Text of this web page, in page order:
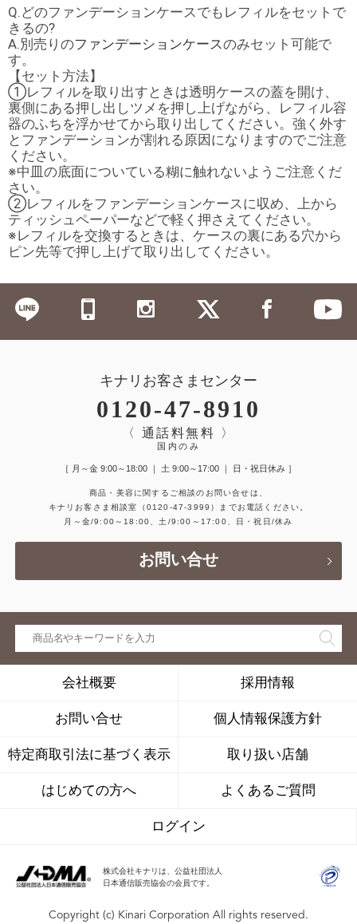
Q.どのファンデーションケースでもレフィルをセットで
きるの?
A.別売りのファンデーションケースのみセット可能で
す。
【セット方法】
①レフィルを取り出すときは透明ケースの蓋を開け、
裏側にある押し出しツメを押し上げながら、レフィル容
器のふちを浮かせてから取り出してください。 強く外す
とファンデーションが割れる原因になりますのでご注意
ください。
※中皿の底面についている糊に触れないようご注意くだ
さい。
②レフィルをファンデーションケースに収め、上から
ティッシュペーパーなどで軽く押さえてください。
※レフィルを交換するときは、ケースの裏にある穴から
ピン先等で押し上げて取り出してください。
キナリお客さまセンター
0120-47-8910
〈 通話料無料 〉
国内のみ
［ 月～金 9:00～18:00 ｜ 土 9:00～17:00 ｜ 日・祝日休み ］
商品・美容に関するご相談のお問い合せは、
キナリお客さま相談室
（0120-47-3999）
までお電話ください。
月～金/9:00～18:00、土/9:00～17:00、日・祝日/休み
お問い合せ
会社概要 採用情報
お問い合せ 個人情報保護方針
特定商取引法に基づく表示 取り扱い店舗
はじめての方へ よくあるご質問
ログイン
株式会社キナリは、公益社団法人
日本通信販売協会の会員です。
Copyright (c) Kinari Corporation All rights reserved.